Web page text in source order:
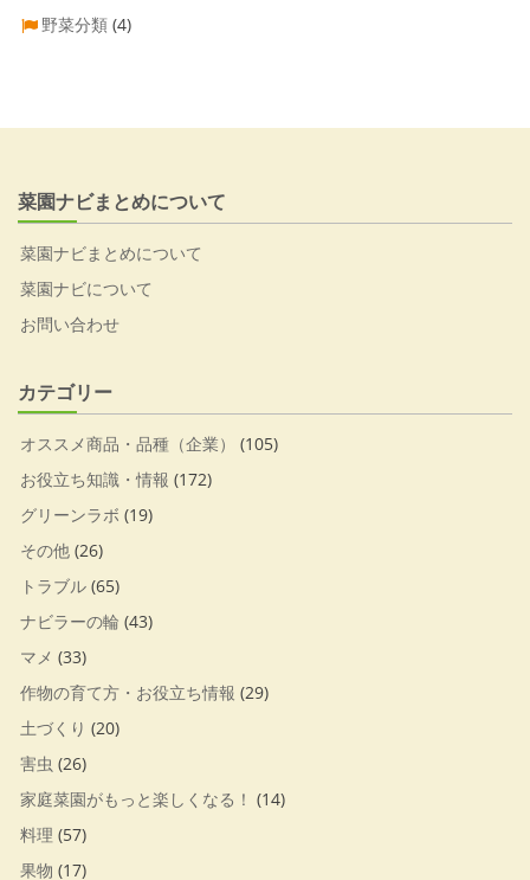
野菜分類 (4)
菜園ナビまとめについて
菜園ナビまとめについて
菜園ナビについて
お問い合わせ
カテゴリー
オススメ商品・品種（企業）
(105)
お役立ち知識・情報 (172)
グリーンラボ (19)
その他 (26)
トラブル (65)
ナビラーの輪 (43)
マメ (33)
作物の育て方・お役立ち情報 (29)
土づくり (20)
害虫 (26)
家庭菜園がもっと楽しくなる！ (14)
料理 (57)
果物 (17)